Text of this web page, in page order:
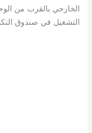
الخارجي بالقرب من
التشغيل في صندوق